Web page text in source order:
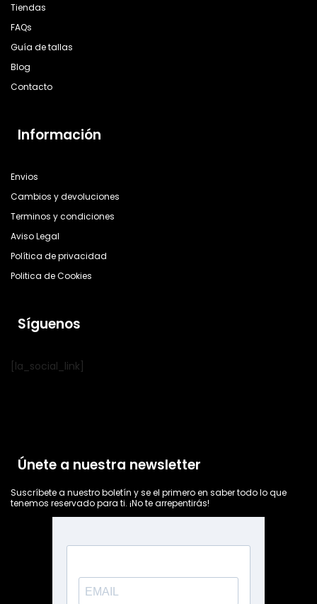
Tiendas
FAQs
Guía de tallas
Blog
Contacto
Información
Envios
Cambios y devoluciones
Terminos y condiciones
Aviso Legal
Política de privacidad
Politica de Cookies
Síguenos
[la_social_link]
Únete a nuestra newsletter
Suscríbete a nuestro boletín y se el primero en saber todo lo que
tenemos reservado para ti. ¡No te arrepentirás!